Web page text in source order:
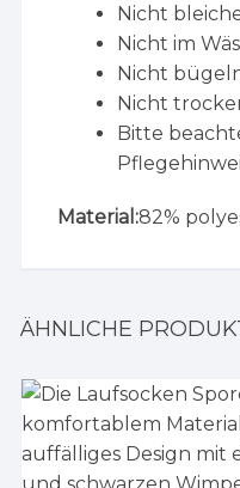
Nicht
Nicht im
Nicht
Nicht
Bitte
Material:82%
ÄHNLICHE